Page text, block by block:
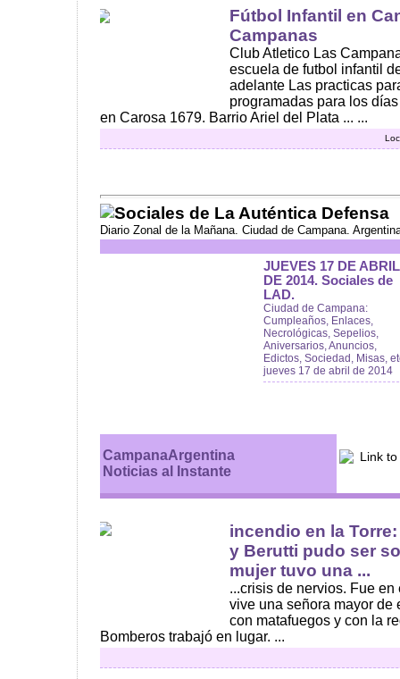
Fútbol Infantil en
Campanas
Club Atletico Las
escuela de futbol infantil
adelante Las practicas
programadas para los
en Carosa 1679. Barrio Ariel del Plata ... ...
Sociales de La Auténtica Defensa
Diario Zonal de la Mañana. Ciudad de Campana.
JUEVES 17 DE ABRIL
DE 2014. Sociales de
LAD.
Ciudad de Campana:
Cumpleaños, Enlaces,
Necrológicas, Sepelios,
Aniversarios, Anuncios,
Edictos, Sociedad, Misas,
jueves 17 de abril de 2014
CampanaArgentina
Noticias al Instante
incendio en la
y Berutti pudo ser
mujer tuvo una ...
...crisis de nervios. Fue
vive una señora mayor de
con matafuegos y con la
Bomberos trabajó en lugar. ...